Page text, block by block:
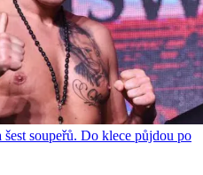
soupeřů. Do klece půjdou po